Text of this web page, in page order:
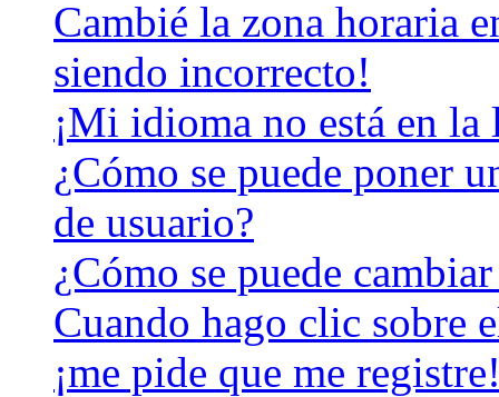
Cambié la zona horaria
siendo incorrecto!
¡Mi idioma no está en la
¿Cómo se puede poner
de usuario?
¿Cómo se puede
Cuando hago clic sobre
¡me pide que me